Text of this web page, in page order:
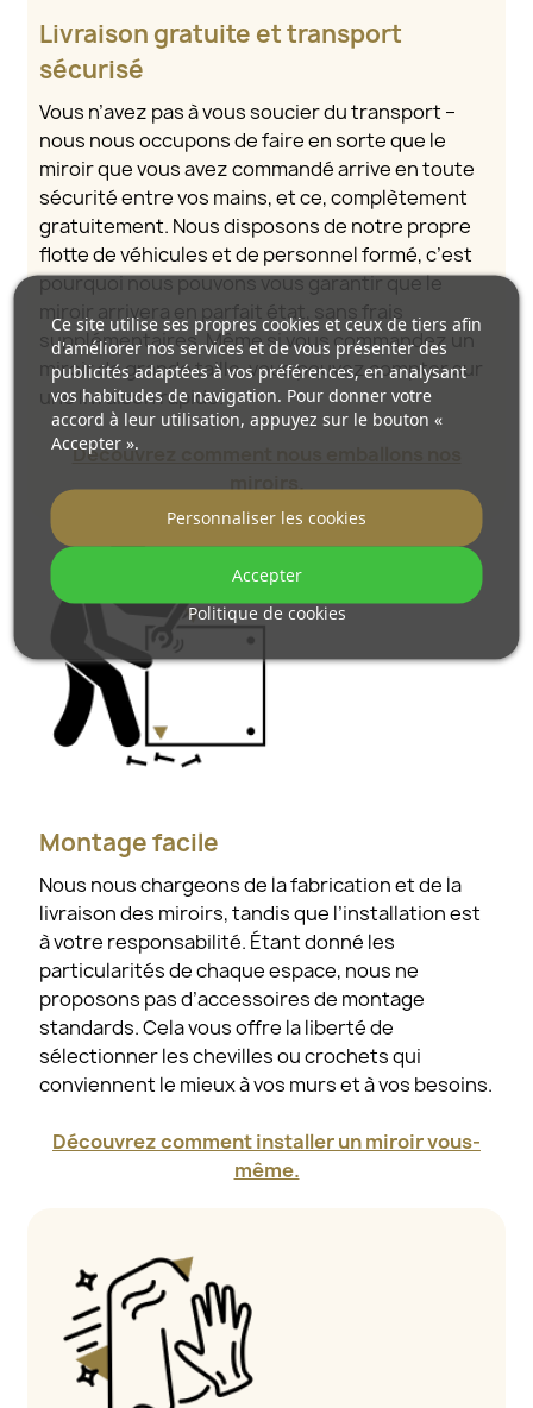
Livraison gratuite et transport
sécurisé
Vous n’avez pas à vous soucier du transport –
nous nous occupons de faire en sorte que le
miroir que vous avez commandé arrive en toute
sécurité entre vos mains, et ce, complètement
gratuitement. Nous disposons de notre propre
flotte de véhicules et de personnel formé, c’est
pourquoi nous pouvons vous garantir que le
miroir arrivera en parfait état, sans frais
supplémentaires. Même si vous commandez un
miroir de grande taille, vous pouvez compter sur
une livraison rapide.
Découvrez comment nous emballons nos
miroirs.
Montage facile
Nous nous chargeons de la fabrication et de la
livraison des miroirs, tandis que l’installation est
à votre responsabilité. Étant donné les
particularités de chaque espace, nous ne
proposons pas d’accessoires de montage
standards. Cela vous offre la liberté de
sélectionner les chevilles ou crochets qui
conviennent le mieux à vos murs et à vos besoins.
Découvrez comment installer un miroir vous-
même.
Ce site utilise ses propres cookies et ceux de tiers afin
d'améliorer nos services et de vous présenter des
publicités adaptées à vos préférences, en analysant
vos habitudes de navigation. Pour donner votre
accord à leur utilisation, appuyez sur le bouton «
Accepter ».
Politique de cookies
Personnaliser les cookies
Accepter